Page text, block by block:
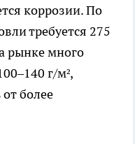
коррозии. По
требуется 275
рынке много
г/м²,
более